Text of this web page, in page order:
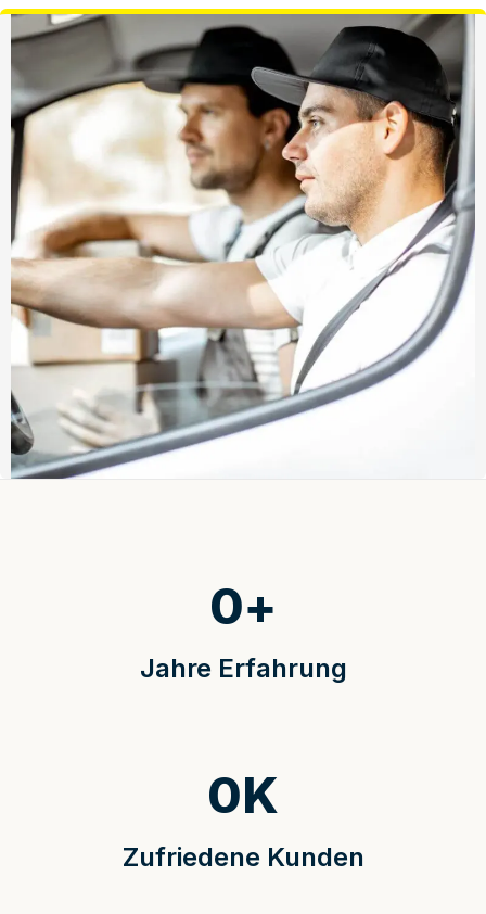
Jahre Erfahrung
0+
Zufriedene Kunden
0K